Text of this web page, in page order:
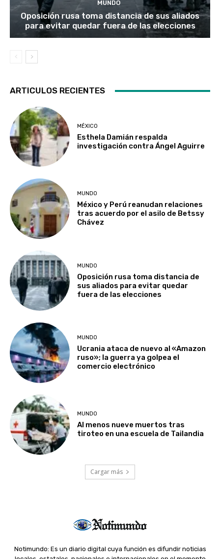
MUNDO
Oposición rusa toma distancia de sus aliados
para evitar quedar fuera de las elecciones
ARTICULOS RECIENTES
MÉXICO
Esthela Damián respalda
investigación contra Ángel Aguirre
MUNDO
México y Perú reanudan relaciones
tras acuerdo por el asilo de Betssy
Chávez
MUNDO
Oposición rusa toma distancia de
sus aliados para evitar quedar
fuera de las elecciones
MUNDO
Ucrania ataca de nuevo al «Amazon
ruso»; la guerra ya golpea el
comercio electrónico
MUNDO
Al menos nueve muertos tras
tiroteo en una escuela de Tailandia
Cargar más
Notimundo: Es un diario digital cuya función es difundir noticias